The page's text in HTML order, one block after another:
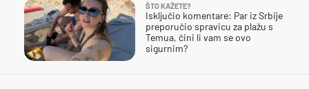
ŠTO KAŽETE?
Isključio komentare: Par iz Srbije
preporučio spravicu za plažu s
Temua, čini li vam se ovo
sigurnim?